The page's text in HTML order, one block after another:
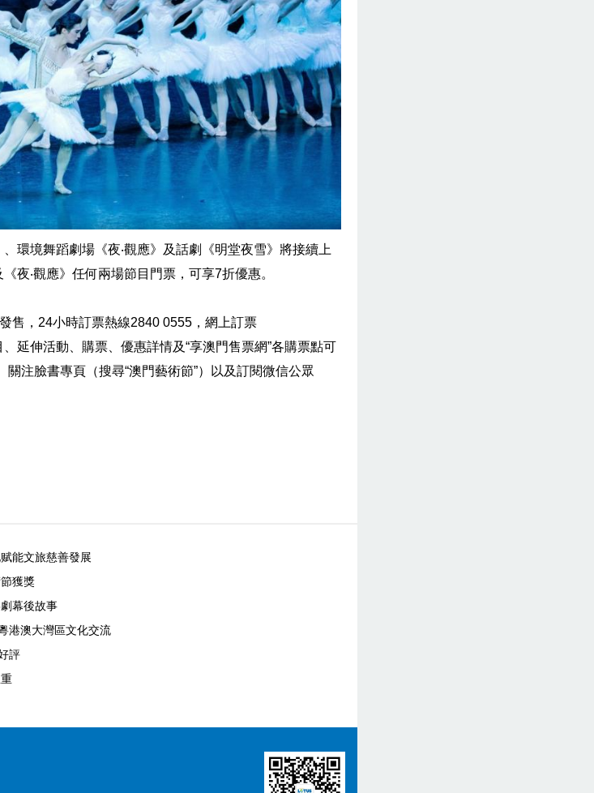
環境舞蹈劇場《夜‧觀應》及話劇《明堂夜雪》將接續上
夜‧觀應》任何兩場節目門票，可享7折優惠。
售，24小時訂票熱線2840 0555，網上訂票
、延伸活動、購票、優惠詳情及“享澳門售票網”各購票點可
關注臉書專頁（搜尋“澳門藝術節”）以及訂閱微信公眾
能文旅慈善發展
獲獎
幕後故事
港澳大灣區文化交流
評